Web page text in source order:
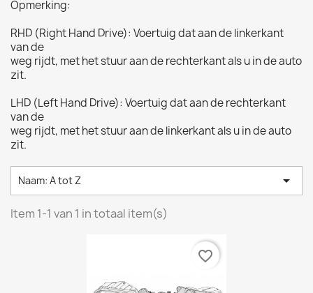
Opmerking:
RHD (Right Hand Drive): Voertuig dat aan de linkerkant
van de
weg rijdt, met het stuur aan de rechterkant als u in de auto
zit.
LHD (Left Hand Drive): Voertuig dat aan de rechterkant
van de
weg rijdt, met het stuur aan de linkerkant als u in de auto
zit.
Naam: A tot Z 
Item 1-1 van 1 in totaal item(s)
favorite_border